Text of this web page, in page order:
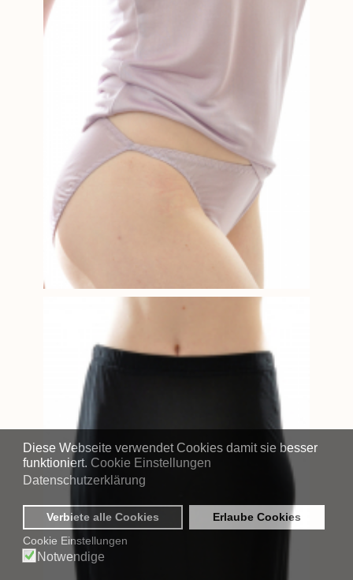
Diese Webseite verwendet Cookies damit sie besser
funktioniert. Cookie Einstellungen
Datenschutzerklärung
Verbiete alle Cookies
Erlaube Cookies
Cookie Einstellungen
Notwendige